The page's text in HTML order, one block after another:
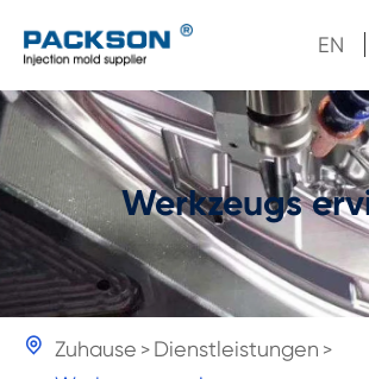
EN
Werkzeugs
 Zuhause
Dienstleistungen